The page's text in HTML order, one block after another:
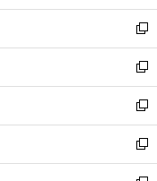
開
く
ウ
で
開
く
ン
ド
ウ
で
開
く
ウ
ィ
ン
ド
ウ
で
開
く
新
し
い
ウ
ィ
ン
ド
ウ
新
し
い
ウ
ィ
ン
新
し
い
ウ
新
し